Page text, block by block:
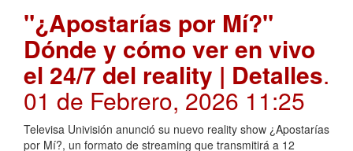
"¿Apostarías por Mí?"
Dónde y cómo ver en vivo
el 24/7 del reality | Detalles.
01 de Febrero, 2026 11:25
Televisa Univisión anunció su nuevo reality show ¿Apostarías
por Mí?, un formato de streaming que transmitirá a 12